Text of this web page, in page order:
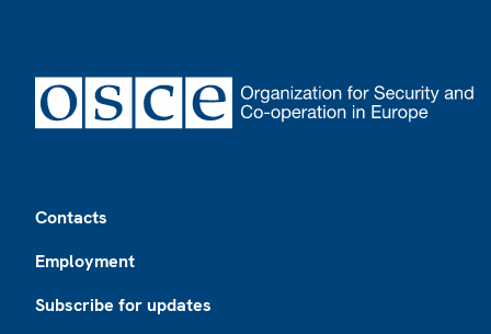
Contacts
Employment
Subscribe for updates